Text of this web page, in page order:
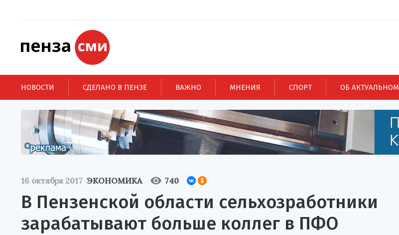
НОВОСТИ СДЕЛАНО В ПЕНЗЕ ВАЖНО МНЕНИЯ СПОРТ ОБ АКТУАЛЬНОМ
16 октября 2017 ЭКОНОМИКА 740
В Пензенской области сельхозработники
зарабатывают больше коллег в ПФО